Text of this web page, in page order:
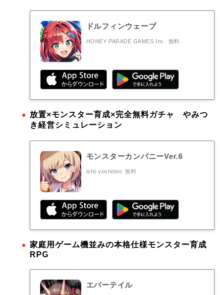
ドルフィンウェーブ
HONEY PARADE GAMES Inc. 無料
放置×モンスター育成×完全無料ガチャ やみつ
き経営シミュレーション
モンスターカンパニーVer.6
ishii yoshihiro 無料
家庭用ゲーム機並みの本格仕様モンスター育成
RPG
エバーテイル